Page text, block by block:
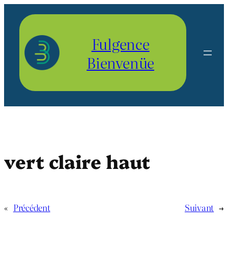
contenu
Fulgence
Bienvenüe
vert claire haut
« Précédent Suivant →